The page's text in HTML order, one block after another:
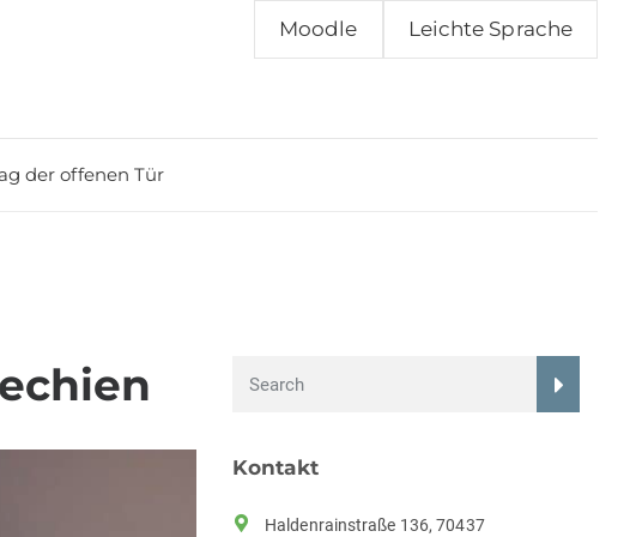
Moodle Leichte Sprache
der offenen Tür
Kontakt
Haldenrainstraße 136, 70437